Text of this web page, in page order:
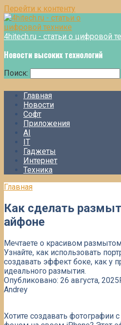
Перейти к контенту
4hitech.ru - статьи о цифровой
Новости высоких технологий
Поиск:
Главная
Новости
Софт
Приложения
AI
IT
Гаджеты
Интернет
Техника
Главная
Как сделать
айфоне
Мечтаете о красивом
Узнайте, как использовать
создавать эффект боке, как у
идеального размытия.
Опубликовано: 26 августа, 2025
Andrey
Хотите создавать